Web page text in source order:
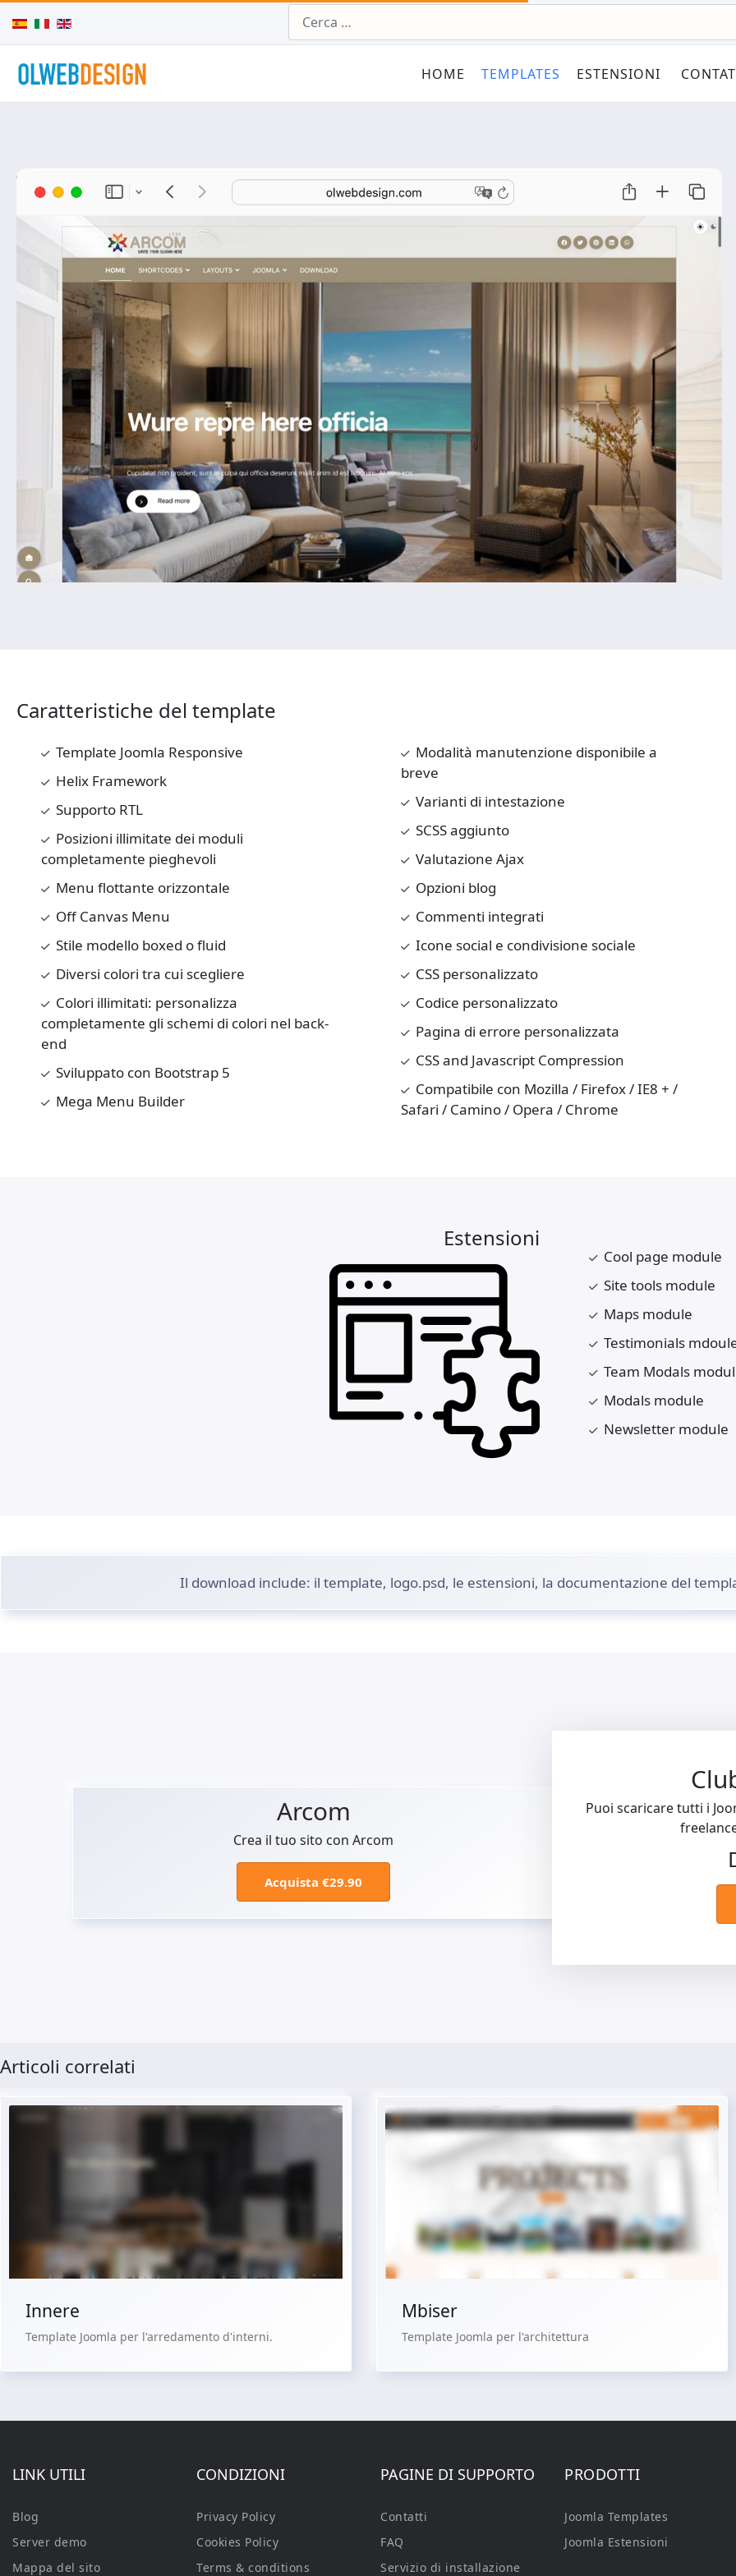
Seleziona la tua lingua
HOME TEMPLATES ESTENSIONI
Caratteristiche del template
Template Joomla Responsive
Helix Framework
Supporto RTL
Posizioni illimitate dei moduli
completamente pieghevoli
Menu flottante orizzontale
Off Canvas Menu
Stile modello boxed o fluid
Diversi colori tra cui scegliere
Colori illimitati: personalizza
completamente gli schemi di colori nel back-
end
Sviluppato con Bootstrap 5
Mega Menu Builder
Modalità manutenzione disponibile a
breve
Varianti di intestazione
SCSS aggiunto
Valutazione Ajax
Opzioni blog
Commenti integrati
Icone social e condivisione sociale
CSS personalizzato
Codice personalizzato
Pagina di errore personalizzata
CSS and Javascript Compression
Compatibile con Mozilla / Firefox / IE8 + /
Safari / Camino / Opera / Chrome
Estensioni
Cool page module
Site tools module
Maps module
Testimonials
Team Modals
Modals module
Newsletter module
Il download include: il template, logo.psd, le estensioni, la documentazione del
Arcom
Crea il tuo sito con Arcom
Acquista €29.90
Puoi scaricare tutti i
Articoli correlati
Demo dal vivo
Acquista €29.90
Innere
Template Joomla per l'arredamento d'interni.
Demo dal vivo
Acquista €29.90
Mbiser
Template Joomla per l'architettura
LINK UTILI
Blog
Server demo
Mappa del sito
CONDIZIONI
Privacy Policy
Cookies Policy
Terms & conditions
PAGINE DI SUPPORTO
Contatti
FAQ
Servizio di installazione
PRODOTTI
Joomla Templates
Joomla Estensioni